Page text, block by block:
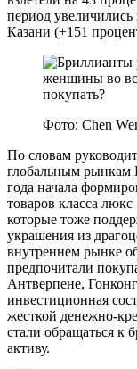
период
Казани (+151
Фото: Chen
По словам
глобальным рынкам
года начала
товаров класса
которые тоже
украшения из
внутреннем рынке
предпочитали
Антверпене,
инвестиционная
жесткой денежно-
стали обращаться к
активу.